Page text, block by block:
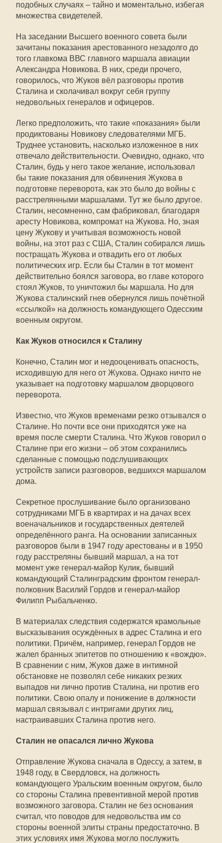
подобных случаях – тайно и моментально, избегая
множества свидетелей.
На заседании Высшего военного совета были
зачитаны показания арестованного незадолго до
того главкома ВВС главного маршала авиации
Александра Новикова. В них, среди прочего,
говорилось, что Жуков вёл разговоры против
Сталина и сколачивал вокруг себя группу
недовольных генералов и офицеров.
Легко предположить, что такие «показания» были
продиктованы Новикову следователями МГБ.
Труднее установить, насколько изложенное в них
отвечало действительности. Очевидно, однако, что
Сталин, будь у него такое желание, использовал
бы такие показания для обвинения Жукова в
подготовке переворота, как это было до войны с
расстрелянными маршалами. Тут же было другое.
Сталин, несомненно, сам фабриковал, благодаря
аресту Новикова, компромат на Жукова. Но, зная
цену Жукову и учитывая возможность новой
войны, на этот раз с США, Сталин собирался лишь
постращать Жукова и отвадить его от любых
политических игр. Если бы Сталин в тот момент
действительно боялся заговора, во главе которого
стоял Жуков, то уничтожил бы маршала. Но для
Жукова сталинский гнев обернулся лишь почётной
«ссылкой» на должность командующего Одесским
военным округом.
Как Жуков относился к Сталину
Конечно, Сталин мог и недооценивать опасность,
исходившую для него от Жукова. Однако ничто не
указывает на подготовку маршалом дворцового
переворота.
Известно, что Жуков временами резко отзывался о
Сталине. Но почти все они приходятся уже на
время после смерти Сталина. Что Жуков говорил о
Сталине при его жизни – об этом сохранились
сделанные с помощью подслушивающих
устройств записи разговоров, ведшихся маршалом
дома.
Секретное прослушивание было организовано
сотрудниками МГБ в квартирах и на дачах всех
военачальников и государственных деятелей
определённого ранга. На основании записанных
разговоров были в 1947 году арестованы и в 1950
году расстреляны бывший маршал, а на тот
момент уже генерал-майор Кулик, бывший
командующий Сталинградским фронтом генерал-
полковник Василий Гордов и генерал-майор
Филипп Рыбальченко.
В материалах следствия содержатся крамольные
высказывания осуждённых в адрес Сталина и его
политики. Причём, например, генерал Гордов не
жалел бранных эпитетов по отношению к «вождю».
В сравнении с ним, Жуков даже в интимной
обстановке не позволял себе никаких резких
выпадов ни лично против Сталина, ни против его
политики. Свою опалу и понижение в должности
маршал связывал с интригами других лиц,
настраивавших Сталина против него.
Сталин не опасался лично Жукова
Отправление Жукова сначала в Одессу, а затем, в
1948 году, в Свердловск, на должность
командующего Уральским военным округом, было
со стороны Сталина превентивной мерой против
возможного заговора. Сталин не без основания
считал, что поводов для недовольства им со
стороны военной элиты страны предостаточно. В
этих условиях имя Жукова могло послужить